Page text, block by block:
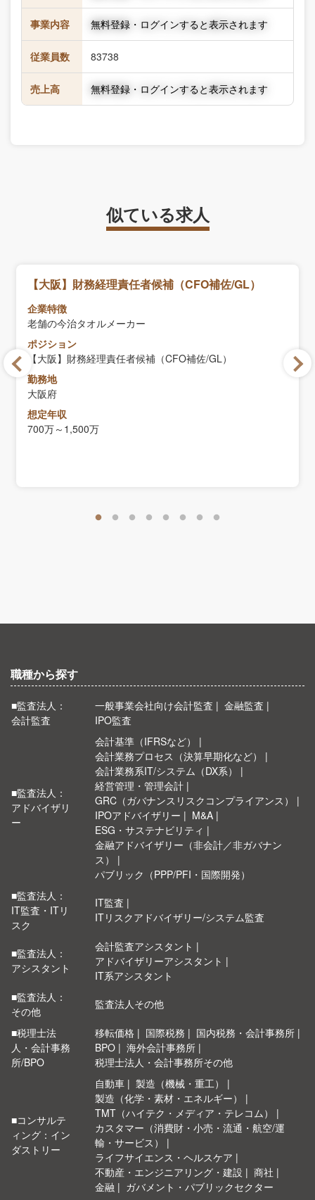
事業内容 無料登録・ログインすると表示されます
従業員数 83738
売上高 無料登録・ログインすると表示されます
似ている求人
【大阪】財務経理責任者候補（CFO補佐/GL）
企業特徴
老舗の今治タオルメーカー
ポジション
【大阪】財務経理責任者候補（CFO補佐/GL）
勤務地
大阪府
想定年収
700万～1,500万
職種から探す
■監査法人：
会計監査
一般事業会社向け会計監査
金融監査
IPO監査
■監査法人：
アドバイザリ
ー
会計基準（IFRSなど）
会計業務プロセス（決算早期化など）
会計業務系IT/システム（DX系）
経営管理・管理会計
GRC（ガバナンスリスクコンプライアンス）
IPOアドバイザリー
M&A
ESG・サステナビリティ
金融アドバイザリー（非会計／非ガバナン
ス）
パブリック（PPP/PFI・国際開発）
■監査法人：
IT監査・ITリ
スク
IT監査
ITリスクアドバイザリー/システム監査
■監査法人：
アシスタント
会計監査アシスタント
アドバイザリーアシスタント
IT系アシスタント
■監査法人：
その他
監査法人その他
■税理士法
人・会計事務
所/BPO
移転価格 国際税務
国内税務・会計事務所
BPO
海外会計事務所
税理士法人・会計事務所その他
■コンサルテ
ィング：イン
ダストリー
自動車
製造（機械・重工）
製造（化学・素材・エネルギー）
TMT（ハイテク・メディア・テレコム）
カスタマー（消費財・小売・流通・航空/運
輸・サービス）
ライフサイエンス・ヘルスケア
不動産・エンジニアリング・建設
商社
金融
ガバメント・パブリックセクター